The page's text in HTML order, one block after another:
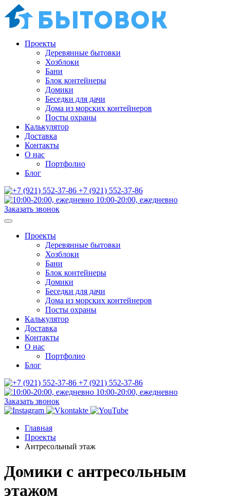
Проекты
Деревянные бытовки
Хозблоки
Бани
Блок контейнеры
Домики
Беседки для дачи
Дома из морских контейнеров
Посты охраны
Калькулятор
Доставка
Контакты
О нас
Портфолио
Блог
+7 (921) 552-37-86
10:00-20:00, ежедневно
Заказать звонок
Проекты
Деревянные бытовки
Хозблоки
Бани
Блок контейнеры
Домики
Беседки для дачи
Дома из морских контейнеров
Посты охраны
Калькулятор
Доставка
Контакты
О нас
Портфолио
Блог
+7 (921) 552-37-86
10:00-20:00, ежедневно
Заказать звонок
Главная
Проекты
Антресольный этаж
Домики с антресольным
этажом